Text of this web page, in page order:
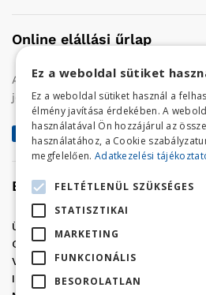
Online elállási űrlap
Az alábbi gombra kattintva Ön
jogszabályban biztosított 14 napos
Elérhetőség
Üzletünk címe:
Golf Center Áruház:
VÁR-Kert Áruház:06 (56) 429-771
Iroda:06 (56) 421-857
Ez a weboldal sütiket
Ez a weboldal sütiket használ a
élmény javítása érdekében. A
használatával Ön hozzájárul az
használatához, a Cookie
megfelelően. Adatkezelési
FELTÉTLENÜL SZÜKSÉGES
STATISZTIKAI
MARKETING
FUNKCIONÁLIS
BESOROLATLAN